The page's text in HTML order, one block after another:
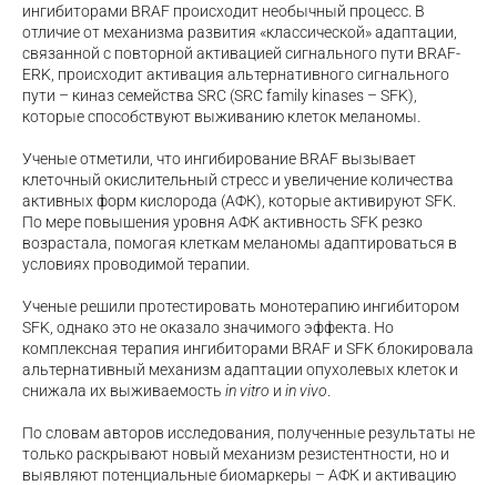
ингибиторами BRAF происходит необычный процесс. В
отличие от механизма развития «классической» адаптации,
связанной с повторной активацией сигнального пути BRAF-
ERK, происходит активация альтернативного сигнального
пути – киназ семейства SRC (SRC family kinases – SFK),
которые способствуют выживанию клеток меланомы.
Ученые отметили, что ингибирование BRAF вызывает
клеточный окислительный стресс и увеличение количества
активных форм кислорода (АФК), которые активируют SFK.
По мере повышения уровня АФК активность SFK резко
возрастала, помогая клеткам меланомы адаптироваться в
условиях проводимой терапии.
Ученые решили протестировать монотерапию ингибитором
SFK, однако это не оказало значимого эффекта. Но
комплексная терапия ингибиторами BRAF и SFK блокировала
альтернативный механизм адаптации опухолевых клеток и
снижала их выживаемость in vitro и in vivo
По словам авторов исследования, полученные результаты не
только раскрывают новый механизм резистентности, но и
выявляют потенциальные биомаркеры – АФК и активацию